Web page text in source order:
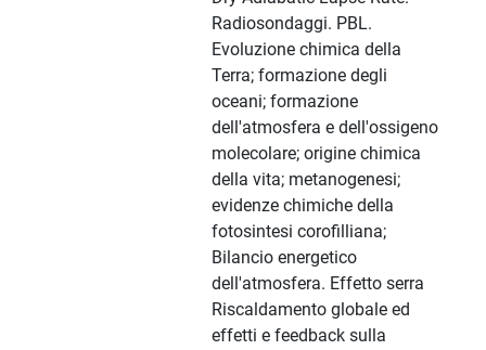
Radiosondaggi. PBL.
Evoluzione chimica della
Terra; formazione degli
oceani; formazione
dell'atmosfera e dell'ossigeno
molecolare; origine chimica
della vita; metanogenesi;
evidenze chimiche della
fotosintesi corofilliana;
Bilancio energetico
dell'atmosfera. Effetto serra
Riscaldamento globale ed
effetti e feedback sulla